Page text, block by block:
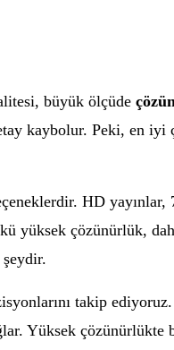
büyük ölçüde
kaybolur. Peki, en
HD
yüksek çözünürlük,
takip
Yüksek